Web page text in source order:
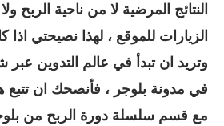
النتائج المرضية لا من ناحية الربح
الزيارات للموقع ، لهذا نصيحتي اذا
وتريد ان تبدأ في عالم التدوين عبر
في مدونة بلوجر ، فأنصحك ان تتبع